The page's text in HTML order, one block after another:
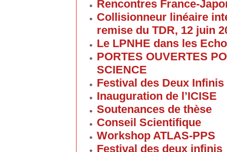
Rencontres France-
Collisionneur linéaire
remise du TDR, 12 juin
Le LPNHE dans les
PORTES OUVERTES
SCIENCE
Festival des Deux Infinis
Inauguration de l’ICISE
Soutenances de thèse
Conseil Scientifique
Workshop ATLAS-PPS
Festival des deux infinis